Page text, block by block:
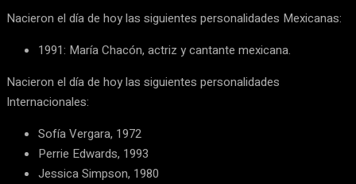
Nacieron el día de hoy las siguientes personalidades Mexicanas:
1991: María Chacón, actriz y cantante mexicana.
Nacieron el día de hoy las siguientes personalidades
Internacionales:
Sofía Vergara, 1972
Perrie Edwards, 1993
Jessica Simpson, 1980